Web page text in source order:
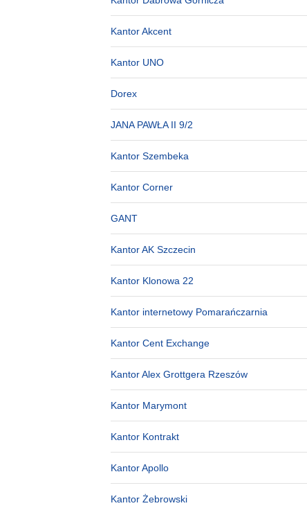
Kantor Akcent
Kantor UNO
Dorex
JANA PAWŁA II 9/2
Kantor Szembeka
Kantor Corner
GANT
Kantor AK Szczecin
Kantor Klonowa 22
Kantor internetowy Pomarańczarnia
Kantor Cent Exchange
Kantor Alex Grottgera Rzeszów
Kantor Marymont
Kantor Kontrakt
Kantor Apollo
Kantor Żebrowski